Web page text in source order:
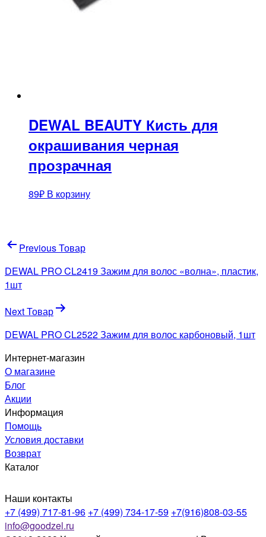
DEWAL BEAUTY Кисть для
окрашивания черная
прозрачная
89₽ В корзину
Навигация
по
записям
Previous Товар
DEWAL PRO CL2419 Зажим для волос «волна», пластик,
1шт
Next Товар
DEWAL PRO CL2522 Зажим для волос карбоновый, 1шт
Интернет-магазин
О магазине
Блог
Акции
Информация
Помощь
Условия доставки
Возврат
Каталог
Наши контакты
+7 (499) 717-81-96 +7 (499) 734-17-59 +7(916)808-03-55
info@goodzel.ru